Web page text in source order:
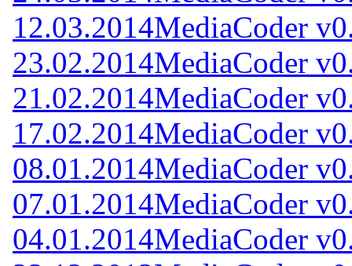
12.03.2014MediaCoder
23.02.2014MediaCoder
21.02.2014MediaCoder
17.02.2014MediaCoder
08.01.2014MediaCoder
07.01.2014MediaCoder
04.01.2014MediaCoder